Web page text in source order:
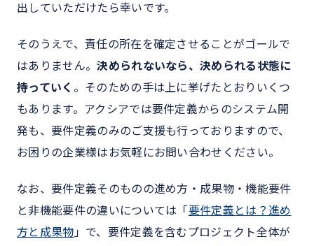
出していただけたら幸いです。
そのうえで、責任の所在を確定させることがゴールで
はありません。決められないなら、決められる状態に
持っていく 。そのための手は上に挙げたとおりいくつ
もあります。アクシアでは要件定義からのシステム開
発も、要件定義のみのご支援も行っておりますので、
お困りの企業様はお気軽にお問い合わせください。
なお、要件定義そのものの進め方・成果物・機能要件
と非機能要件の違いについては「要件定義とは？進め
方と成果物 」で、要件定義を含むプロジェクト全体が